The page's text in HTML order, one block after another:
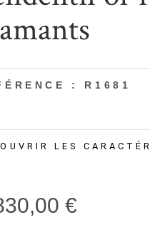
: R1681
LES
€